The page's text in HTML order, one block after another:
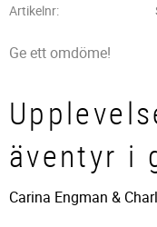
Artikelnr
Ge ett omdöme!
äventyr i
Carina Engman &